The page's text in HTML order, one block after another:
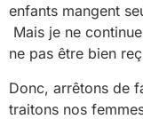
enfants mangent
Mais je ne
ne pas être bien
Donc, arrêtons de
traitons nos